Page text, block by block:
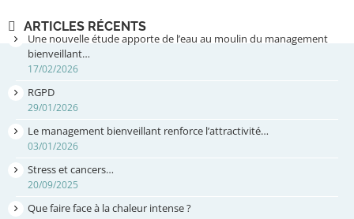
ARTICLES RÉCENTS
Une nouvelle étude apporte de l’eau au moulin du management
bienveillant…
17/02/2026
RGPD
29/01/2026
Le management bienveillant renforce l’attractivité…
03/01/2026
Stress et cancers…
20/09/2025
Que faire face à la chaleur intense ?